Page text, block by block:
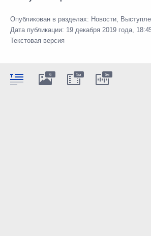
Опубликован в разделах: Новости,
Дата публикации: 19 декабря 2019 года,
Текстовая версия
6 5м 5м